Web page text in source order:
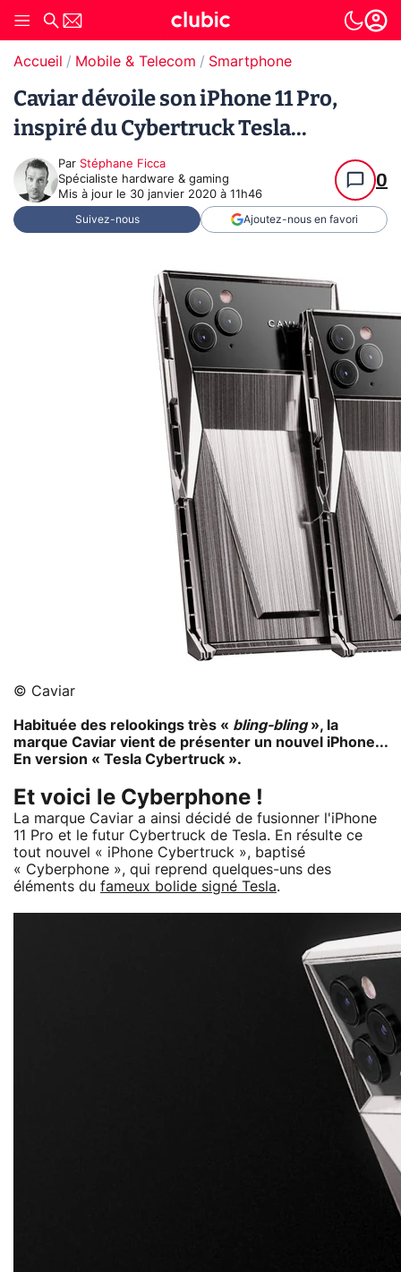
Accueil Mobile & Telecom Smartphone
Caviar dévoile son iPhone 11 Pro,
inspiré du Cybertruck Tesla...
Par Stéphane Ficca
Spécialiste hardware & gaming
Mis à jour le 30 janvier 2020 à 11h46
0
Suivez-nous Ajoutez-nous en favori
© Caviar
Habituée des relookings très « bling-bling», la
marque Caviar vient de présenter un nouvel iPhone...
En version « Tesla Cybertruck ».
Et voici le Cyberphone !
La marque Caviar a ainsi décidé de fusionner l'iPhone
11 Pro et le futur Cybertruck de Tesla. En résulte ce
tout nouvel « iPhone Cybertruck », baptisé
« Cyberphone », qui reprend quelques-uns des
éléments du fameux bolide signé Tesla.